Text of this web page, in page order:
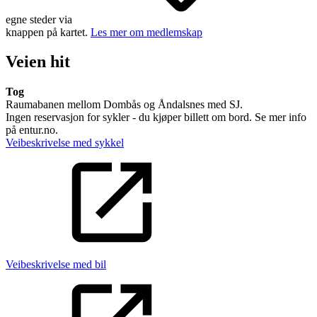
egne steder via
knappen på kartet. Les mer om medlemskap
Veien hit
Tog
Raumabanen mellom Dombås og Åndalsnes med SJ.
Ingen reservasjon for sykler - du kjøper billett om bord. Se mer info
på entur.no.
Veibeskrivelse med sykkel
Veibeskrivelse med bil